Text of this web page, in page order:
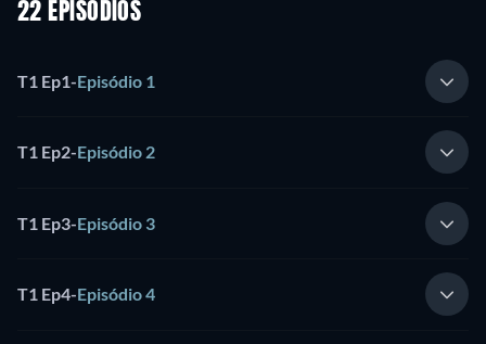
22 EPISÓDIOS
T1 Ep1-Episódio 1
T1 Ep2-Episódio 2
T1 Ep3-Episódio 3
T1 Ep4-Episódio 4